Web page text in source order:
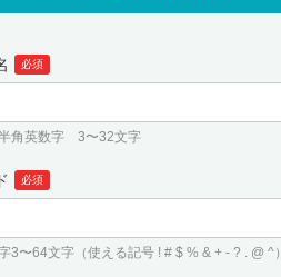
必須
角英数字 3〜32文字
必須
3〜64文字（使える記号 ! # $ % & + - ? . @ ^）